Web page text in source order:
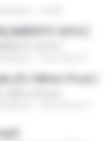
2016 ]
(DJ Mimo Prod.)